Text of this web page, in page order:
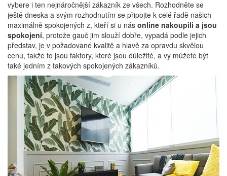
vybere i ten nejnáročnější zákazník ze všech. Rozhodněte se
ještě dneska a svým rozhodnutím se připojte k celé řadě našich
maximálně spokojených z, kteří si u nás online nakoupili a jsou
spokojení, protože gauč jim slouží dobře, vypadá podle jejich
představ, je v požadované kvalitě a hlavě za opravdu skvělou
cenu, takže to jsou faktory, které jsou důležité, a vy můžete být
také jedním z takových spokojených zákazníků.